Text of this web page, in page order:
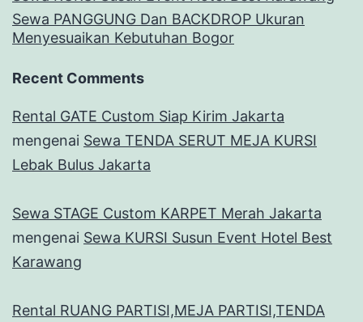
Sewa PANGGUNG Dan BACKDROP Ukuran
Menyesuaikan Kebutuhan Bogor
Recent Comments
Rental GATE Custom Siap Kirim Jakarta
mengenai Sewa TENDA SERUT MEJA KURSI
Lebak Bulus Jakarta
Sewa STAGE Custom KARPET Merah Jakarta
mengenai Sewa KURSI Susun Event Hotel Best
Karawang
Rental RUANG PARTISI,MEJA PARTISI,TENDA